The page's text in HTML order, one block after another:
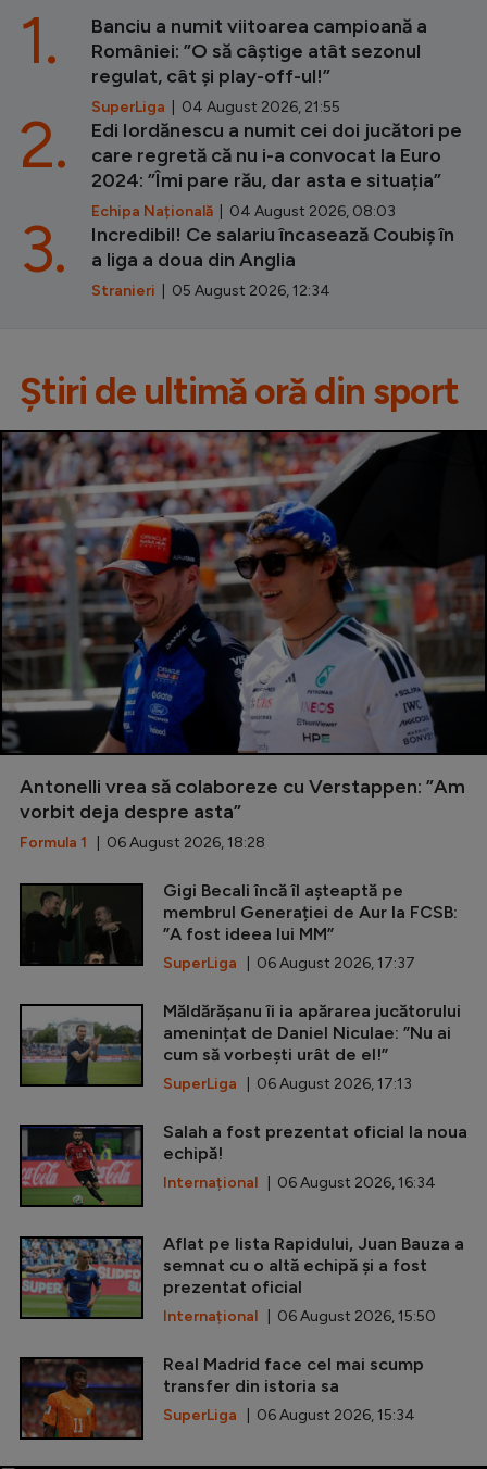
Banciu a numit viitoarea campioană a
României: ”O să câștige atât sezonul
regulat, cât și play-off-ul!”
SuperLiga | 04 August 2026, 21:55
1.
Edi Iordănescu a numit cei doi jucători pe
care regretă că nu i-a convocat la Euro
2024: ”Îmi pare rău, dar asta e situația”
Echipa Națională | 04 August 2026, 08:03
2.
Incredibil! Ce salariu încasează Coubiș în
a liga a doua din Anglia
Stranieri | 05 August 2026, 12:34
3.
Știri de ultimă oră din sport
Antonelli vrea să colaboreze cu Verstappen: ”Am
vorbit deja despre asta”
Formula 1 | 06 August 2026, 18:28
Gigi Becali încă îl așteaptă pe
membrul Generației de Aur la FCSB:
”A fost ideea lui MM”
SuperLiga | 06 August 2026, 17:37
Măldărășanu îi ia apărarea jucătorului
amenințat de Daniel Niculae: ”Nu ai
cum să vorbești urât de el!”
SuperLiga | 06 August 2026, 17:13
Salah a fost prezentat oficial la noua
echipă!
Internațional | 06 August 2026, 16:34
Aflat pe lista Rapidului, Juan Bauza a
semnat cu o altă echipă și a fost
prezentat oficial
Internațional | 06 August 2026, 15:50
Real Madrid face cel mai scump
transfer din istoria sa
SuperLiga | 06 August 2026, 15:34